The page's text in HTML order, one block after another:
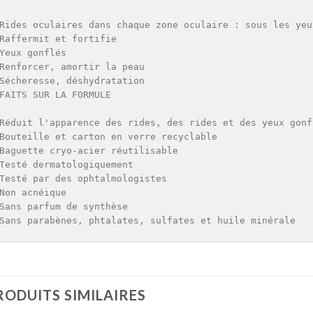
oculaires dans chaque zone oculaire : sous les
et fortifie
gonflés
amortir la peau
déshydratation
SUR LA FORMULE
l'apparence des rides, des rides et des yeux
et carton en verre recyclable
cryo-acier réutilisable
dermatologiquement
par des ophtalmologistes
acnéique
parfum de synthèse
parabènes, phtalates, sulfates et huile minérale
SIMILAIRES